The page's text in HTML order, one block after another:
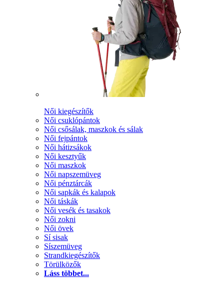
Női kiegészítők
Női csuklópántok
Női csősálak, maszkok és sálak
Női fejpántok
Női hátizsákok
Női kesztyűk
Női maszkok
Női napszemüveg
Női pénztárcák
Női sapkák és kalapok
Női táskák
Női vesék és tasakok
Női zokni
Női övek
Sí sisak
Síszemüveg
Strandkiegészítők
Törülközők
Láss többet...